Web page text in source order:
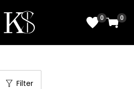
0 0
Filter